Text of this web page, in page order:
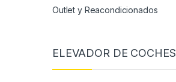
Outlet y Reacondicionados
ELEVADOR DE COCHES